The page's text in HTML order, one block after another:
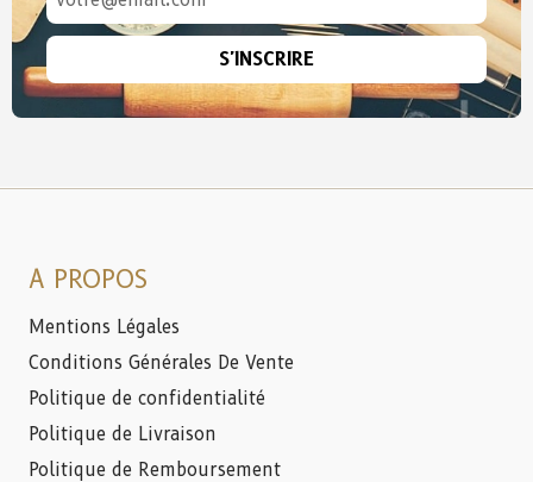
S'INSCRIRE
A PROPOS
Mentions Légales
Conditions Générales De Vente
Politique de confidentialité
Politique de Livraison
Politique de Remboursement